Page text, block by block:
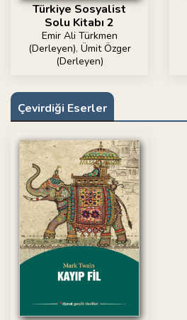
Türkiye Sosyalist
Solu Kitabı 2
Emir Ali Türkmen
(Derleyen), Ümit Özger
(Derleyen)
Çevirdiği Eserler